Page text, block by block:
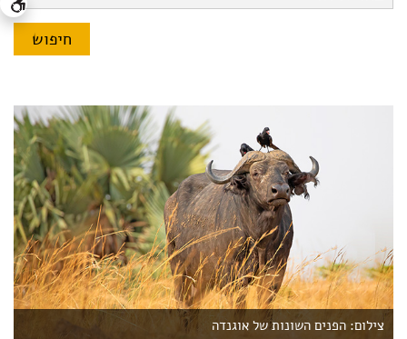
צילום: הפנים השונות של אוגנדה